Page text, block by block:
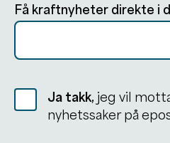
Få kraftnyheter direkte i
Ja takk, jeg vil
nyhetssaker på